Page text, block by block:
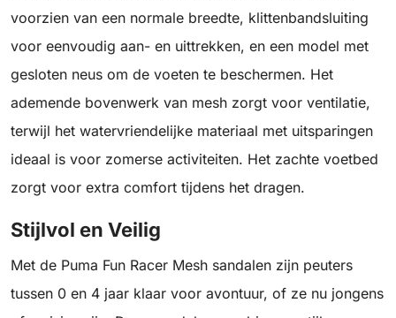
voorzien van een normale breedte, klittenbandsluiting
voor eenvoudig aan- en uittrekken, en een model met
gesloten neus om de voeten te beschermen. Het
ademende bovenwerk van mesh zorgt voor ventilatie,
terwijl het watervriendelijke materiaal met uitsparingen
ideaal is voor zomerse activiteiten. Het zachte voetbed
zorgt voor extra comfort tijdens het dragen.
Stijlvol en Veilig
Met de Puma Fun Racer Mesh sandalen zijn peuters
tussen 0 en 4 jaar klaar voor avontuur, of ze nu jongens